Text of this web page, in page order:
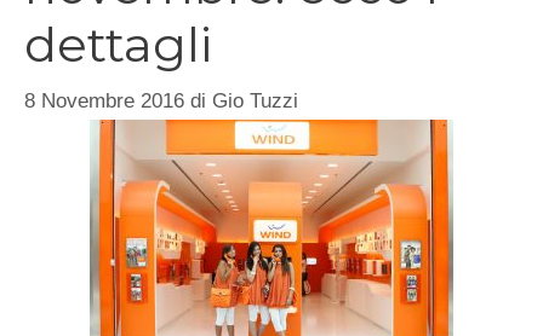
dettagli
8 Novembre 2016 di Gio Tuzzi